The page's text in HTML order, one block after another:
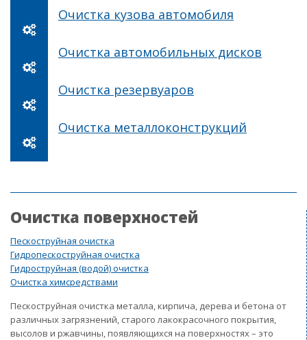
Очистка кузова автомобиля
Очистка автомобильных дисков
Очистка резервуаров
Очистка металлоконструкций
Очистка поверхностей
Пескоструйная очистка
Гидропескоструйная очистка
Гидроструйная (водой) очистка
Очистка химсредствами
Пескоструйная очистка металла, кирпича, дерева и бетона от
различных загрязнений, старого лакокрасочного покрытия,
высолов и ржавчины, появляющихся на поверхностях – это